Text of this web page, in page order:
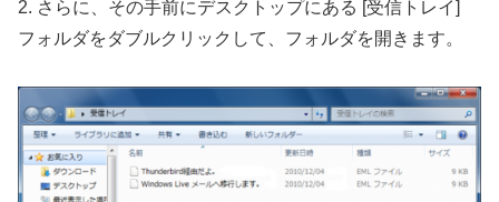
2. さらに、その手前にデスクトップにある [受信トレイ]
フォルダをダブルクリックして、フォルダを開きます。